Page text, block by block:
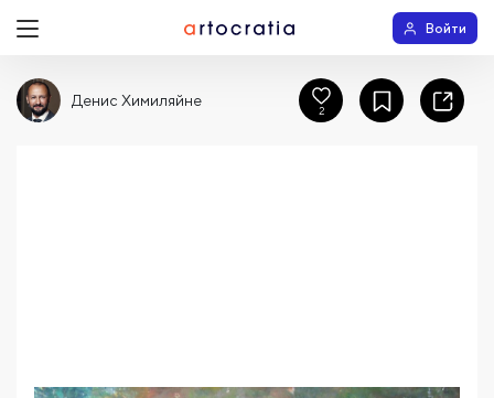
Войти
Денис Химиляйне
2